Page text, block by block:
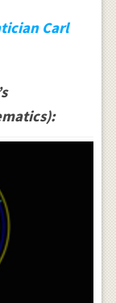
Carl